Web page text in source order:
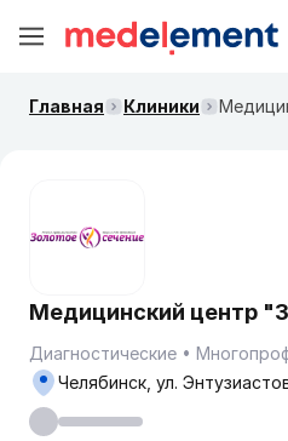
Главная Клиники
Медицинский центр
Диагностические
Челябинск, ул.